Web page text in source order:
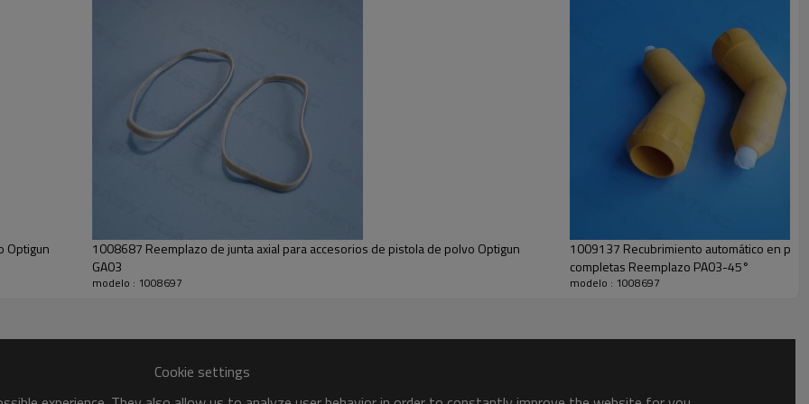
Optigun
1008687 Reemplazo de junta axial para accesorios de pistola de polvo Optigun
GA03
modelo : 1008697
1009137 Recubrimiento automático en
completas Reemplazo PA03-45°
modelo : 1008697
Cookie settings